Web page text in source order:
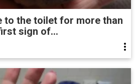
to the toilet for more than
sign of...